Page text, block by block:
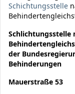
Schichtungsstelle
Schlichtungsstelle
der
Behinderungen
Mauerstraße 53